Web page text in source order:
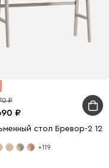
Дуб Барбера
стол Бревор-2
+119